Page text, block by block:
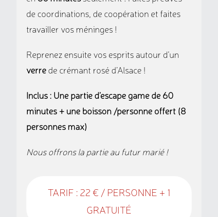
de coordinations, de coopération et faites
travailler vos méninges !
Reprenez ensuite vos esprits autour d’un
verre de crémant rosé d’Alsace !
Inclus : Une partie d’escape game de 60
minutes + une boisson /personne offert (8
personnes max)
Nous offrons la partie au futur marié !
TARIF : 22 € / PERSONNE + 1
GRATUITÉ